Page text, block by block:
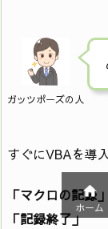
ガッツポーズの人
すぐにVBAを導
「マクロの記録
「記録終了」

ホーム